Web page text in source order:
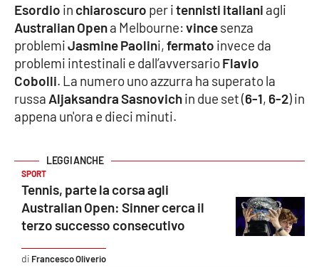
VIDEO
Ambiente
Cronaca
Economia e Lavoro
Politica
Esordio in chiaroscuro per itennisti italiani agli
Australian Opena Melbourne:vincesenza
problemiJasmine Paolini,fermato invece da
problemi intestinali e dall’avversarioFlavio
Cobolli. La numero uno azzurra ha superato la
russa Aljaksandra Sasnovichin due set (6-1, 6-2) in
appena un'ora e dieci minuti.
SPORT
Tennis, parte la corsa agli
Australian Open: Sinner cerca il
terzo successo consecutivo
Francesco Oliverio